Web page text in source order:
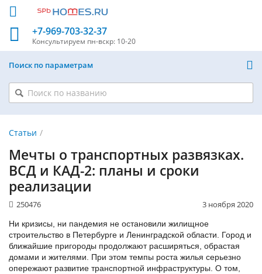
+7-969-703-32-37
Консультируем пн-вскр: 10-20
Поиск по параметрам
Статьи
Мечты о транспортных развязках.
ВСД и КАД-2: планы и сроки
реализации
3 ноября 2020
250476
Ни кризисы, ни пандемия не остановили жилищное
строительство в Петербурге и Ленинградской области. Город и
ближайшие пригороды продолжают расширяться, обрастая
домами и жителями. При этом темпы роста жилья серьезно
опережают развитие транспортной инфраструктуры. О том,